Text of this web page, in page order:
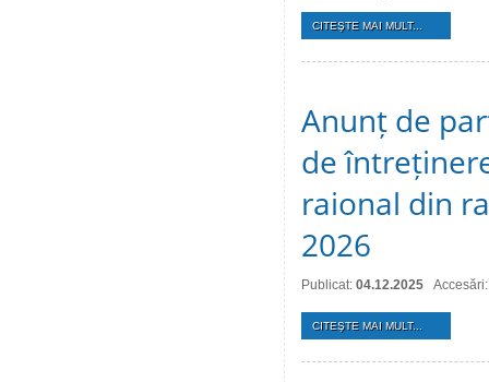
CITEŞTE MAI MULT...
Anunț de
de
raional din
2026
Publicat: 04.12.2025
CITEŞTE MAI MULT...